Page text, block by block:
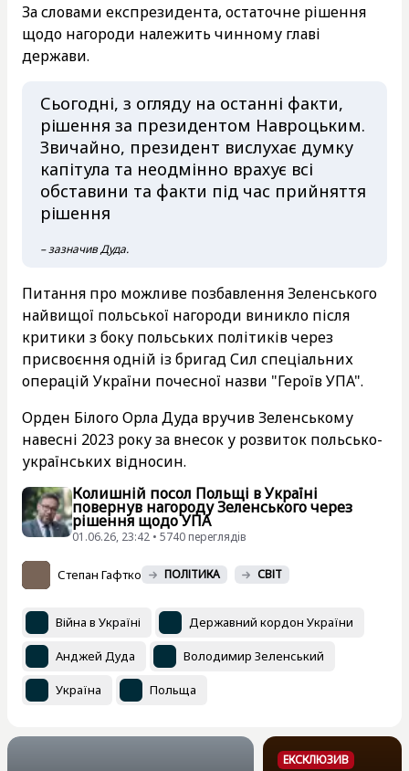
За словами експрезидента, остаточне рішення
щодо нагороди належить чинному главі
держави.
Сьогодні, з огляду на останні факти,
рішення за президентом Навроцьким.
Звичайно, президент вислухає думку
капітула та неодмінно врахує всі
обставини та факти під час прийняття
рішення
– зазначив Дуда.
Питання про можливе позбавлення Зеленського
найвищої польської нагороди виникло після
критики з боку польських політиків через
присвоєння одній із бригад Сил спеціальних
операцій України почесної назви "Героїв УПА".
Орден Білого Орла Дуда вручив Зеленському
навесні 2023 року за внесок у розвиток польсько-
українських відносин.
Колишній посол Польщі в Україні
повернув нагороду Зеленського через
рішення щодо УПА
01.06.26, 23:42 • 5740 переглядiв
Степан Гафтко ПОЛІТИКА СВІТ
Війна в Україні Державний кордон України
Анджей Дуда Володимир Зеленський
Україна Польща
ЕКСКЛЮЗИВ